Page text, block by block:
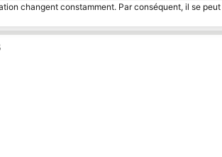
changent constamment. Par conséquent, il se